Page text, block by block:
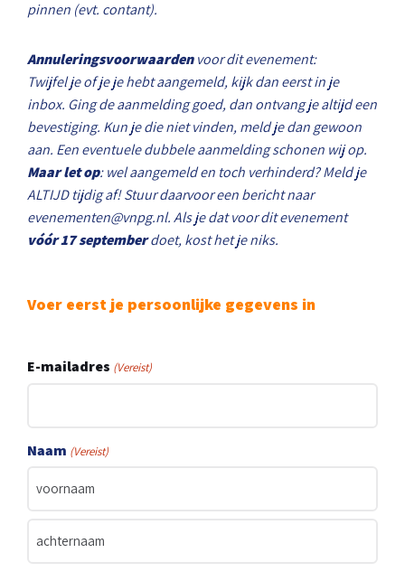
pinnen (evt. contant).
Annuleringsvoorwaardenvoor dit evenement:
Twijfel je of je je hebt aangemeld, kijk dan eerst in je
inbox. Ging de aanmelding goed, dan ontvang je altijd een
bevestiging. Kun je die niet vinden, meld je dan gewoon
aan. Een eventuele dubbele aanmelding schonen wij op.
Maar let op: wel aangemeld en toch verhinderd? Meld je
ALTIJD tijdig af! Stuur daarvoor een bericht naar
evenementen@vnpg.nl. Als je dat voor dit evenement
vóór 17 septemberdoet, kost het je niks.
Voer eerst je persoonlijke gegevens in
E-mailadres (Vereist)
Naam (Vereist)